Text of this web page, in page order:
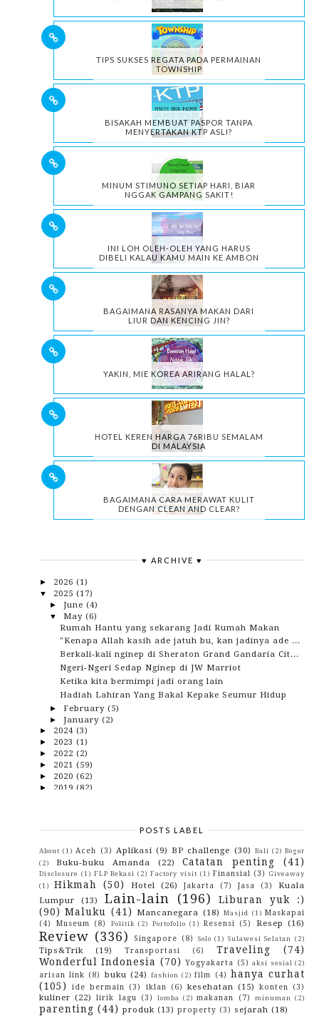
TIPS SUKSES REGATA PADA PERMAINAN
TOWNSHIP
BISAKAH MEMBUAT PASPOR TANPA
MENYERTAKAN KTP ASLI?
MINUM STIMUNO SETIAP HARI, BIAR
NGGAK GAMPANG SAKIT!
INI LOH OLEH-OLEH YANG HARUS
DIBELI KALAU KAMU MAIN KE AMBON
BAGAIMANA RASANYA MAKAN DARI
LIUR DAN KENCING JIN?
YAKIN, MIE KOREA ARIRANG HALAL?
HOTEL KEREN HARGA 76RIBU SEMALAM
DI MALAYSIA
BAGAIMANA CARA MERAWAT KULIT
DENGAN CLEAN AND CLEAR?
♥ ARCHIVE ♥
► 2026 (1)
▼ 2025 (17)
► June (4)
▼ May (6)
Rumah Hantu yang sekarang Jadi Rumah Makan
"Kenapa Allah kasih ade jatuh bu, kan jadinya ade ...
Berkali-kali nginep di Sheraton Grand Gandaria Cit...
Ngeri-Ngeri Sedap Nginep di JW Marriot
Ketika kita bermimpi jadi orang lain
Hadiah Lahiran Yang Bakal Kepake Seumur Hidup
► February (5)
► January (2)
► 2024 (3)
► 2023 (1)
► 2022 (2)
► 2021 (59)
► 2020 (62)
► 2019 (82)
►2015(10)
►2013(3)
► 2012(29)
►2010(42)
► 2009(43)
POSTS LABEL
About (1) Aceh (3) Aplikasi (9) BP challenge (30) Bali (2) Bogor
(2)
Buku-buku Amanda (22) Catatan penting (41)
Disclosure (1) FLP Bekasi (2) Factory visit (1) Finansial (3)
Giveaway
(1)
Hikmah (50) Hotel (26) Jakarta (7) Jasa (3)
Kuala
Lumpur
(13) Lain-lain (196)
Liburan yuk :)
(90) Maluku (41) Mancanegara (18) Masjid (1) Maskapai
(4)
Museum (8) Politik (2) Portofolio (1) Resensi (5) Resep (16)
Review (336) Singapore (8) Solo (1) Sulawesi Selatan (2)
Tips&Trik (19) Transportasi (6) Traveling
(74)
Wonderful Indonesia (70) Yogyakarta (5) aksi sosial (2)
arisan link (8) buku (24) fashion (2) film (4) hanya curhat
(105)
ide bermain (3) iklan (6) kesehatan (15) konten (3)
kuliner (22) lirik lagu (3) lomba (2) makanan (7) minuman (2)
parenting (44) produk (13) property (3) sejarah (18)